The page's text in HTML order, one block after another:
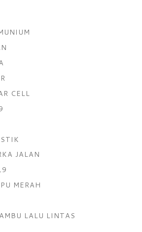
CELL
JALAN
MERAH
LALU LINTAS